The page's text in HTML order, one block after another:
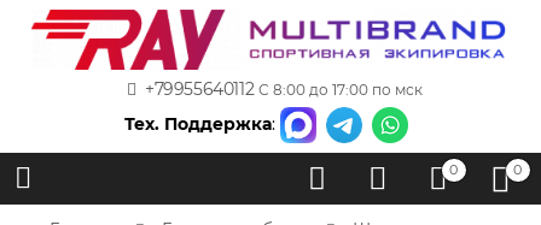
+79955640112 С 8:00 до 17:00 по мск
Тех. Поддержка:
0 0